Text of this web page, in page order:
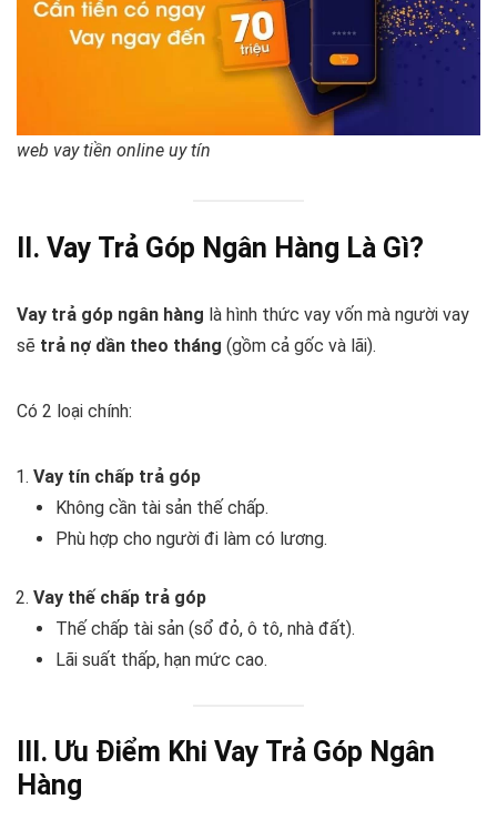
web vay tiền online uy tín
II. Vay Trả Góp Ngân Hàng Là Gì?
Vay trả góp ngân hàng là hình thức vay vốn mà người vay
sẽ trả nợ dần theo tháng (gồm cả gốc và lãi).
Có 2 loại chính:
Vay tín chấp trả góp
Không cần tài sản thế chấp.
Phù hợp cho người đi làm có lương.
Vay thế chấp trả góp
Thế chấp tài sản (sổ đỏ, ô tô, nhà đất).
Lãi suất thấp, hạn mức cao.
III. Ưu Điểm Khi Vay Trả Góp Ngân
Hàng